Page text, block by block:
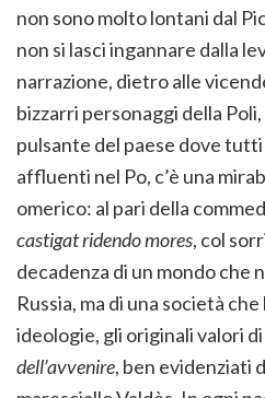
non sono molto lontani dal
non si lasci ingannare dalla
narrazione, dietro alle
bizzarri personaggi della
pulsante del paese dove
affluenti nel Po, c’è una
omerico: al pari della
castigat ridendo mores, col
decadenza di un mondo che
Russia, ma di una società
ideologie, gli originali valori
dell’avvenire, ben evidenziati